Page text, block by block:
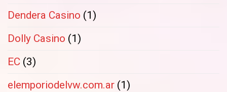
Dendera Casino (1)
Dolly Casino (1)
EC (3)
elemporiodelvw.com.ar (1)